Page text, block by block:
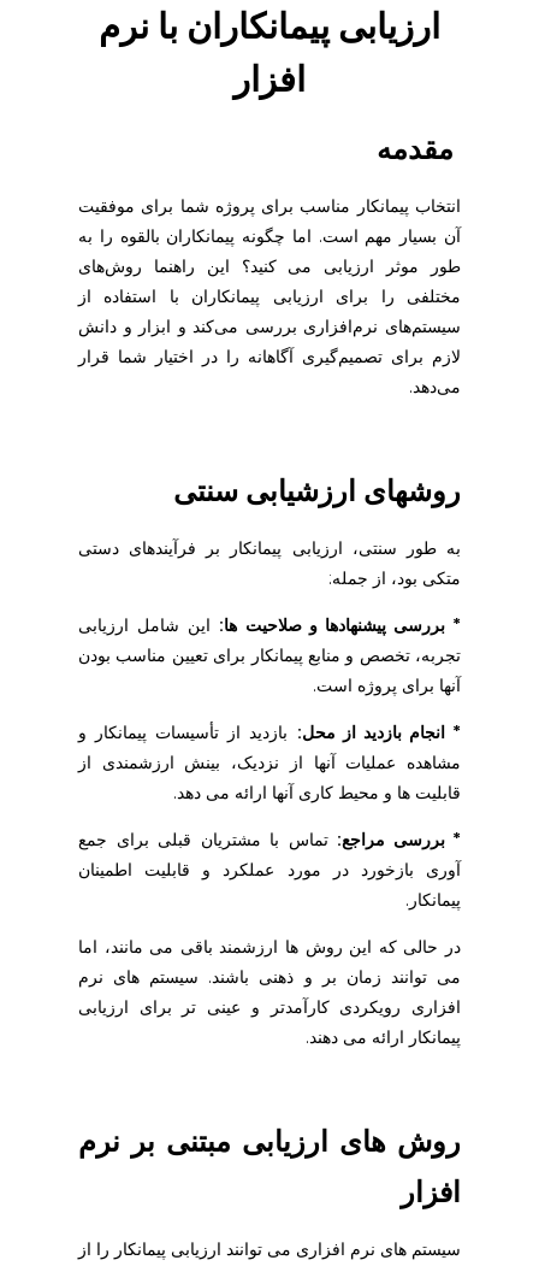
ارزیابی پیمانکاران با نرم
افزار
مقدمه
انتخاب پیمانکار مناسب برای پروژه شما برای موفقیت
آن بسیار مهم است. اما چگونه پیمانکاران بالقوه را به
طور موثر ارزیابی می کنید؟ این راهنما روش‌های
مختلفی را برای ارزیابی پیمانکاران با استفاده از
سیستم‌های نرم‌افزاری بررسی می‌کند و ابزار و دانش
لازم برای تصمیم‌گیری آگاهانه را در اختیار شما قرار
می‌دهد.
روشهای ارزشیابی سنتی
به طور سنتی، ارزیابی پیمانکار بر فرآیندهای دستی
متکی بود، از جمله:
* بررسی پیشنهادها و صلاحیت ها: این شامل ارزیابی
تجربه، تخصص و منابع پیمانکار برای تعیین مناسب بودن
آنها برای پروژه است.
* انجام بازدید از محل: بازدید از تأسیسات پیمانکار و
مشاهده عملیات آنها از نزدیک، بینش ارزشمندی از
قابلیت ها و محیط کاری آنها ارائه می دهد.
* بررسی مراجع: تماس با مشتریان قبلی برای جمع
آوری بازخورد در مورد عملکرد و قابلیت اطمینان
پیمانکار.
در حالی که این روش ها ارزشمند باقی می مانند، اما
می توانند زمان بر و ذهنی باشند. سیستم های نرم
افزاری رویکردی کارآمدتر و عینی تر برای ارزیابی
پیمانکار ارائه می دهند.
روش های ارزیابی مبتنی بر نرم
افزار
سیستم های نرم افزاری می توانند ارزیابی پیمانکار را از